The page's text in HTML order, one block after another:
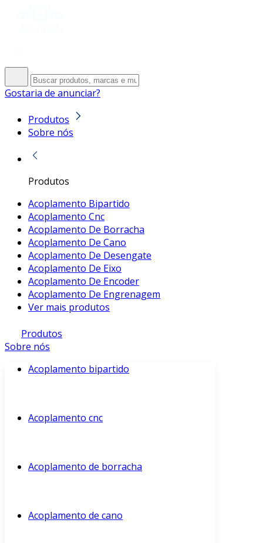
Gostaria de anunciar?
Produtos
Sobre nós
Produtos
Acoplamento Bipartido
Acoplamento Cnc
Acoplamento De Borracha
Acoplamento De Cano
Acoplamento De Desengate
Acoplamento De Eixo
Acoplamento De Encoder
Acoplamento De Engrenagem
Ver mais produtos
Produtos
Sobre nós
Acoplamento bipartido
Acoplamento cnc
Acoplamento de borracha
Acoplamento de cano